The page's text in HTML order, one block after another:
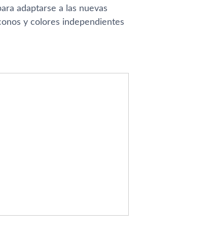
adaptarse a las nuevas
y colores independientes